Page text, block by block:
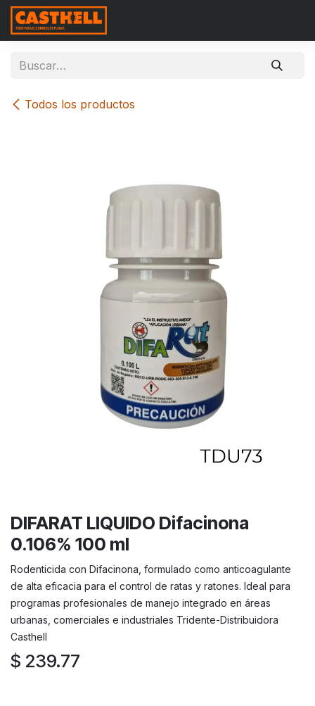
Ir al contenido
Todos los productos
DIFARAT LIQUIDO Difacinona
0.106% 100 ml
Rodenticida con Difacinona, formulado como anticoagulante
de alta eficacia para el control de ratas y ratones. Ideal para
programas profesionales de manejo integrado en áreas
urbanas, comerciales e industriales Tridente-Distribuidora
Casthell
$ 239.77